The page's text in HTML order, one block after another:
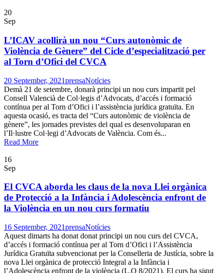
20
Sep
L’ICAV acollirà un nou “Curs autonòmic de
Violència de Gènere” del Cicle d’especialització per
al Torn d’Ofici del CVCA
20 September, 2021prensaNotícies
Demà 21 de setembre, donarà principi un nou curs impartit pel
Consell Valencià de Col·legis d’Advocats, d’accés i formació
contínua per al Torn d’Ofici i l’assistència jurídica gratuïta. En
aquesta ocasió, es tracta del “Curs autonòmic de violència de
gènere”, les jornades previstes del qual es desenvoluparan en
l’Il·lustre Col·legi d’Advocats de València. Com és...
Read More
16
Sep
El CVCA aborda les claus de la nova Llei orgànica
de Protecció a la Infància i Adolescència enfront de
la Violència en un nou curs formatiu
16 September, 2021prensaNotícies
Aquest dimarts ha donat donat principi un nou curs del CVCA,
d’accés i formació contínua per al Torn d’Ofici i l’Assistència
Jurídica Gratuïta subvencionat per la Conselleria de Justícia, sobre la
nova Llei orgànica de protecció Integral a la Infància i
l’Adolescència enfront de la violència (L.O 8/2021). El curs ha sigut